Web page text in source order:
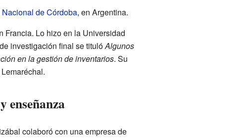
de Córdoba, en Argentina.
Francia. Lo hizo en la Universidad
investigación final se titulóAlgunos
en la gestión de inventarios. Su
enseñanza
colaboró con una empresa de